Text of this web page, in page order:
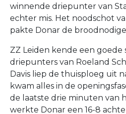
winnende driepunter van
echter mis. Het noodschot
pakte Donar de broodnodige
ZZ Leiden kende een goede
driepunters van Roeland
Davis liep de thuisploeg uit
kwam alles in de
de laatste drie minuten van
werkte Donar een 16-8